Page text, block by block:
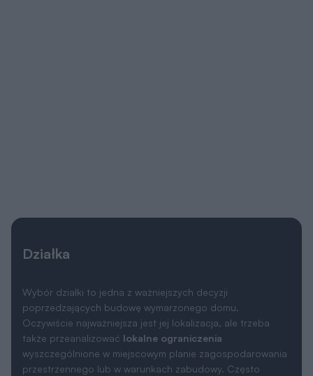
Działka
Wybór działki to jedna z ważniejszych decyzji
poprzedzających budowę wymarzonego domu.
Oczywiście najważniejsza jest jej lokalizacja, ale trzeba
także przeanalizować lokalne ograniczenia
wyszczególnione w miejscowym planie zagospodarowania
przestrzennego lub w warunkach zabudowy. Często